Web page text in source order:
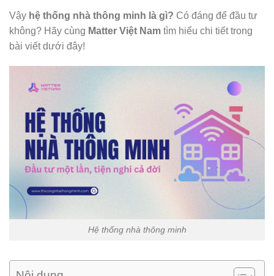
Vậy hệ thống nhà thông minh là gì? Có đáng để đầu tư
không? Hãy cùng Matter Việt Nam tìm hiểu chi tiết trong
bài viết dưới đây!
Hệ thống nhà thông minh